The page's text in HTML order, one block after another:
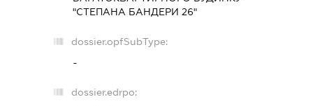
"СТЕПАНА БАНДЕРИ 26"
dossier.opfSubType:
-
dossier.edrpo: